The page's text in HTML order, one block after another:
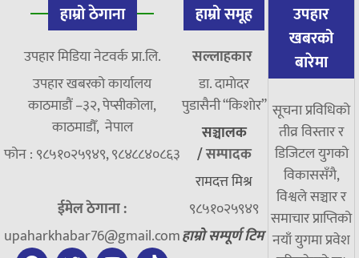
हाम्रो ठेगाना
उपहार मिडिया नेटवर्क प्रा.लि.
उपहार खबरको कार्यालय
काठमाडौं –३२, पेप्सीकोला,
काठमाडौँ, नेपाल
फोन : ९८५१०२५९४९, ९८४८८४०८६३
ईमेल ठेगाना :
upaharkhabar76@gmail.com
हाम्रो समूह
सल्लाहकार
डा. दामाेदर
पुडासैनी “किशाेर”
सञ्चालक
/सम्पादक
रामदत्त मिश्र
९८५१०२५९४९
हाम्रो सम्पूर्ण टिम
उपहार
खबरको
बारेमा
सूचना प्रविधिको
तीव्र विस्तार र
डिजिटल युगको
विकाससँगै,
विश्वले सञ्चार र
समाचार प्राप्तिको
नयाँ युगमा प्रवेश